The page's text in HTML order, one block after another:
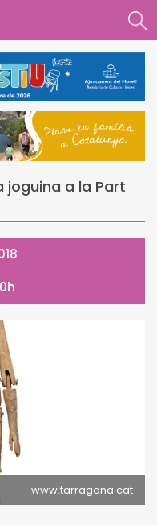
joguina a la Part
www.tarragona.cat